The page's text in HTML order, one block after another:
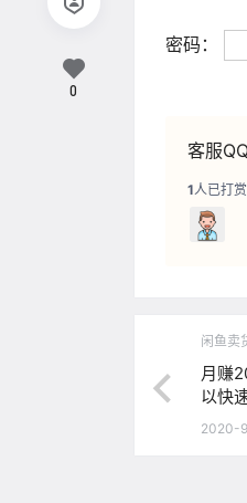
密码：
客服
1人已打赏
0
闲鱼卖
月赚
以快
2020-